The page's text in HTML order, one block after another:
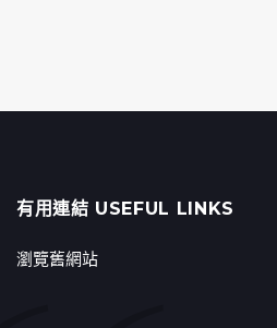
有用連結 USEFUL LINKS
瀏覽舊網站